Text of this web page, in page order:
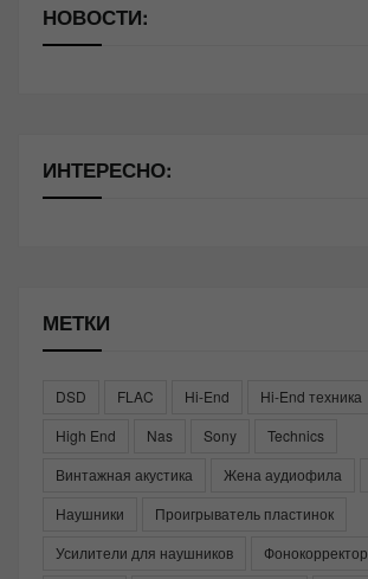
НОВОСТИ:
ИНТЕРЕСНО:
МЕТКИ
DSD FLAC Hi-End Hi-End техника
High End
Nas Sony
Technics
Винтажная акустика
Жена аудиофила
Наушники
Проигрыватель пластинок
Усилители для наушников
Фонокорректор